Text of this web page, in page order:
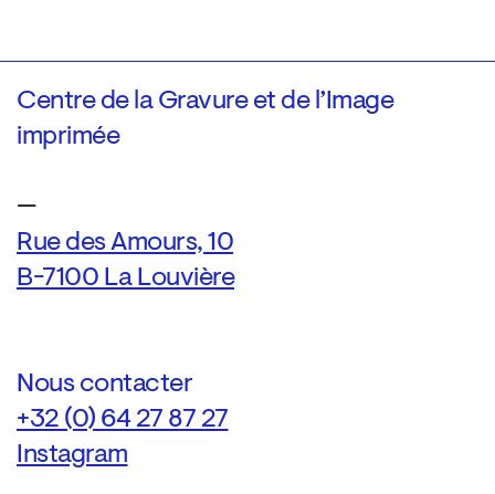
Centre de la Gravure et de l’Image
imprimée
—
Rue des Amours, 10
B-7100 La Louvière
Nous contacter
+32 (0) 64 27 87 27
Instagram